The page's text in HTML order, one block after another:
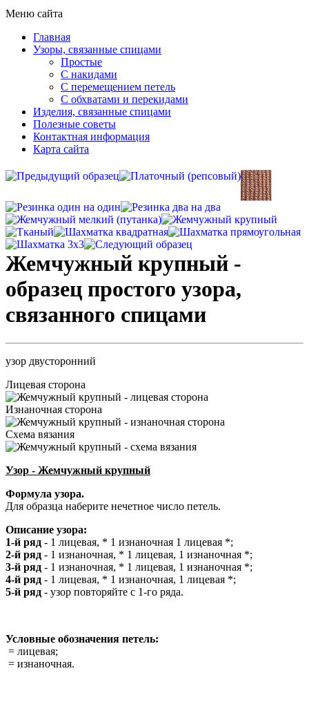
Меню сайта
Главная
Узоры, связанные спицами
Простые
С накидами
С перемещением петель
С обхватами и перекидами
Изделия, связанные спицами
Полезные советы
Контактная информация
Карта сайта
Жемчужный крупный -
образец простого узора,
связанного спицами
узор двусторонний
Лицевая сторона
Изнаночная сторона
Схема вязания
Узор - Жемчужный крупный
Формула узора.
Для образца наберите нечетное число петель.
Описание узора:
1-й ряд - 1 лицевая, * 1 изнаночная 1 лицевая *;
2-й ряд - 1 изнаночная, * 1 лицевая, 1 изнаночная *;
3-й ряд - 1 изнаночная, * 1 лицевая, 1 изнаночная *;
4-й ряд - 1 лицевая, * 1 изнаночная, 1 лицевая *;
5-й ряд - узор повторяйте с 1-го ряда.
Условные обозначения петель:
= лицевая;
= изнаночная.